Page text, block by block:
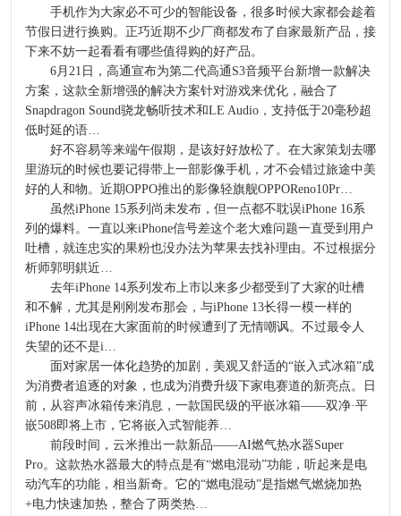
手机作为大家必不可少的智能设备，很多时候大家都会趁着
节假日进行换购。正巧近期不少厂商都发布了自家最新产品，接
下来不妨一起看看有哪些值得购的好产品。
6月21日，高通宣布为第二代高通S3音频平台新增一款解决
方案，这款全新增强的解决方案针对游戏来优化，融合了
Snapdragon Sound骁龙畅听技术和LE Audio，支持低于20毫秒超
低时延的语…
好不容易等来端午假期，是该好好放松了。在大家策划去哪
里游玩的时候也要记得带上一部影像手机，才不会错过旅途中美
好的人和物。近期OPPO推出的影像轻旗舰OPPOReno10Pr…
虽然iPhone 15系列尚未发布，但一点都不耽误iPhone 16系
列的爆料。一直以来iPhone信号差这个老大难问题一直受到用户
吐槽，就连忠实的果粉也没办法为苹果去找补理由。不过根据分
析师郭明錤近…
去年iPhone 14系列发布上市以来多少都受到了大家的吐槽
和不解，尤其是刚刚发布那会，与iPhone 13长得一模一样的
iPhone 14出现在大家面前的时候遭到了无情嘲讽。不过最令人
失望的还不是i…
面对家居一体化趋势的加剧，美观又舒适的“嵌入式冰箱”成
为消费者追逐的对象，也成为消费升级下家电赛道的新亮点。日
前，从容声冰箱传来消息，一款国民级的平嵌冰箱——双净·平
嵌508即将上市，它将嵌入式智能养…
前段时间，云米推出一款新品——AI燃气热水器Super
Pro。这款热水器最大的特点是有“燃电混动”功能，听起来是电
动汽车的功能，相当新奇。它的“燃电混动”是指燃气燃烧加热
+电力快速加热，整合了两类热…